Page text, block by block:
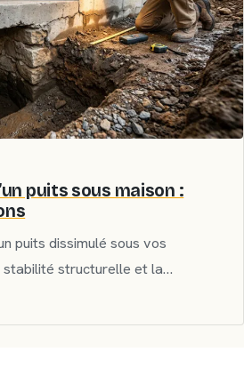
puits sous maison :
puits dissimulé sous vos
stabilité structurelle et la…